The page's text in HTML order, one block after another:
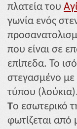
πλατεία του
γωνία ενός
που είναι σε
επίπεδα. Το
στεγασμένο με
τύπου (λούκια).
To εσωτερικό
φωτίζεται από